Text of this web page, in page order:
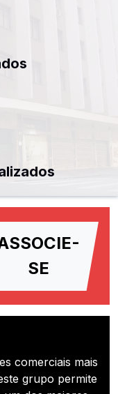
SE
comerciais mais
grupo permite